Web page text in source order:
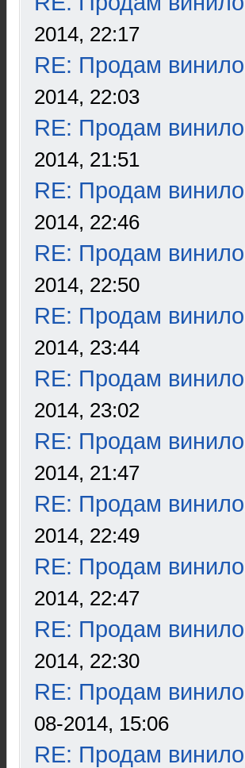
2014, 22:17
RE: Продам
2014, 22:03
RE: Продам
2014, 21:51
RE: Продам
2014, 22:46
RE: Продам
2014, 22:50
RE: Продам
2014, 23:44
RE: Продам
2014, 23:02
RE: Продам
2014, 21:47
RE: Продам
2014, 22:49
RE: Продам
2014, 22:47
RE: Продам
2014, 22:30
RE: Продам
08-2014, 15:06
RE: Продам